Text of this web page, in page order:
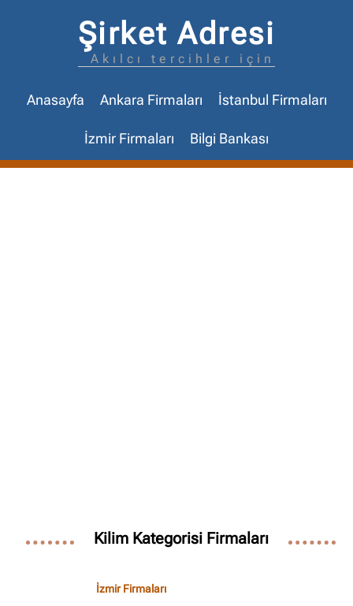
Şirket Adresi
Akılcı tercihler için
Anasayfa Ankara Firmaları İstanbul Firmaları
İzmir Firmaları Bilgi Bankası
Kilim Kategorisi Firmaları
İzmir Firmaları